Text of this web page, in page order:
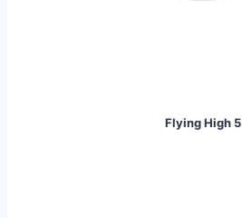
Flying High 5